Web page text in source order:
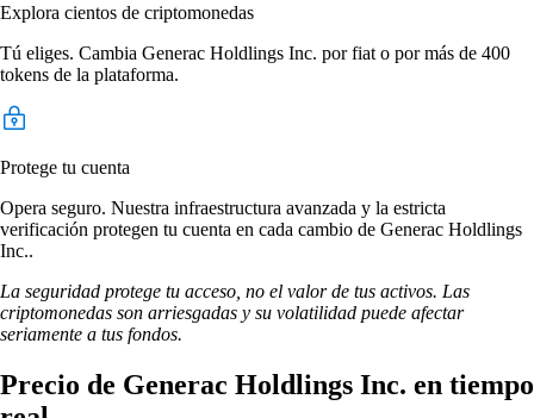
Explora cientos de criptomonedas
Tú eliges. Cambia Generac Holdlings Inc. por fiat o por más de 400
tokens de la plataforma.
Protege tu cuenta
Opera seguro. Nuestra infraestructura avanzada y la estricta
verificación protegen tu cuenta en cada cambio de Generac Holdlings
Inc..
La seguridad protege tu acceso, no el valor de tus activos. Las
criptomonedas son arriesgadas y su volatilidad puede afectar
seriamente a tus fondos.
Precio de Generac Holdlings Inc. en tiempo